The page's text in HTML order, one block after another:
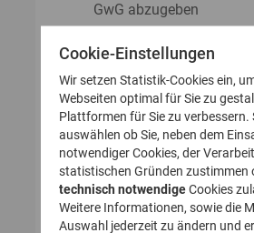
GwG abzugeben
GwG zu stellen
So legen Sie Ihr
das
(Registrierung):
Cookie-Einstellungen
Wir setzen Statistik-Cookies ein,
Webseiten optimal für Sie zu
Plattformen für Sie zu verbessern.
auswählen ob Sie, neben dem
notwendiger Cookies, der
statistischen Gründen zustimmen
technisch notwendigeCookies
Weitere Informationen, sowie die
Auswahl jederzeit zu ändern und